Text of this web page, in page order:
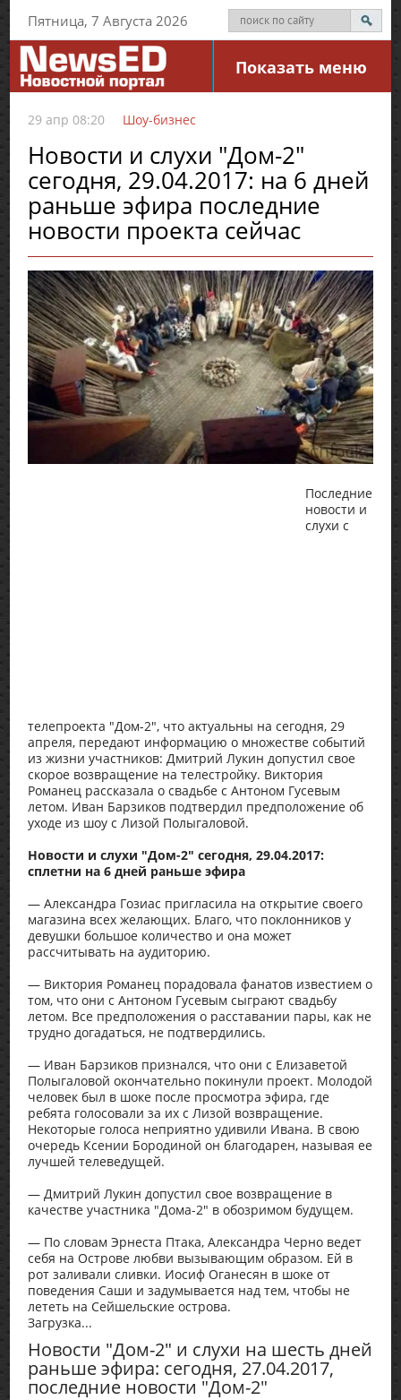
Пятница, 7 Августа 2026
Показать меню
29 апр 08:20 Шоу-бизнес
Новости и слухи "Дом-2"
сегодня, 29.04.2017: на 6 дней
раньше эфира последние
новости проекта сейчас
Последние
новости и
слухи с
телепроекта "Дом-2", что актуальны на сегодня, 29
апреля, передают информацию о множестве событий
из жизни участников: Дмитрий Лукин допустил свое
скорое возвращение на телестройку. Виктория
Романец рассказала о свадьбе с Антоном Гусевым
летом. Иван Барзиков подтвердил предположение об
уходе из шоу с Лизой Полыгаловой.
Новости и слухи "Дом-2" сегодня, 29.04.2017:
сплетни на 6 дней раньше эфира
— Александра Гозиас пригласила на открытие своего
магазина всех желающих. Благо, что поклонников у
девушки большое количество и она может
рассчитывать на аудиторию.
— Виктория Романец порадовала фанатов известием о
том, что они с Антоном Гусевым сыграют свадьбу
летом. Все предположения о расставании пары, как не
трудно догадаться, не подтвердились.
— Иван Барзиков признался, что они с Елизаветой
Полыгаловой окончательно покинули проект. Молодой
человек был в шоке после просмотра эфира, где
ребята голосовали за их с Лизой возвращение.
Некоторые голоса неприятно удивили Ивана. В свою
очередь Ксении Бородиной он благодарен, называя ее
лучшей телеведущей.
— Дмитрий Лукин допустил свое возвращение в
качестве участника "Дома-2" в обозримом будущем.
— По словам Эрнеста Птака, Александра Черно ведет
себя на Острове любви вызывающим образом. Ей в
рот заливали сливки. Иосиф Оганесян в шоке от
поведения Саши и задумывается над тем, чтобы не
лететь на Сейшельские острова.
Загрузка...
Новости "Дом-2" и слухи на шесть дней
раньше эфира: сегодня, 27.04.2017,
последние новости "Дом-2"